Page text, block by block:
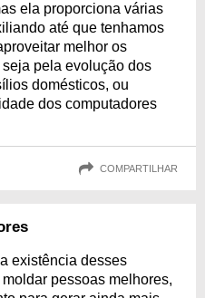
ela proporciona várias
até que tenhamos
melhor os
pela evolução dos
domésticos, ou
dos computadores
COMPARTILHAR
existência desses
pessoas melhores,